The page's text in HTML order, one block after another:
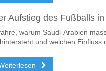
Aufstieg des Fußballs
warum Saudi-Arabien
und welchen Einfluss